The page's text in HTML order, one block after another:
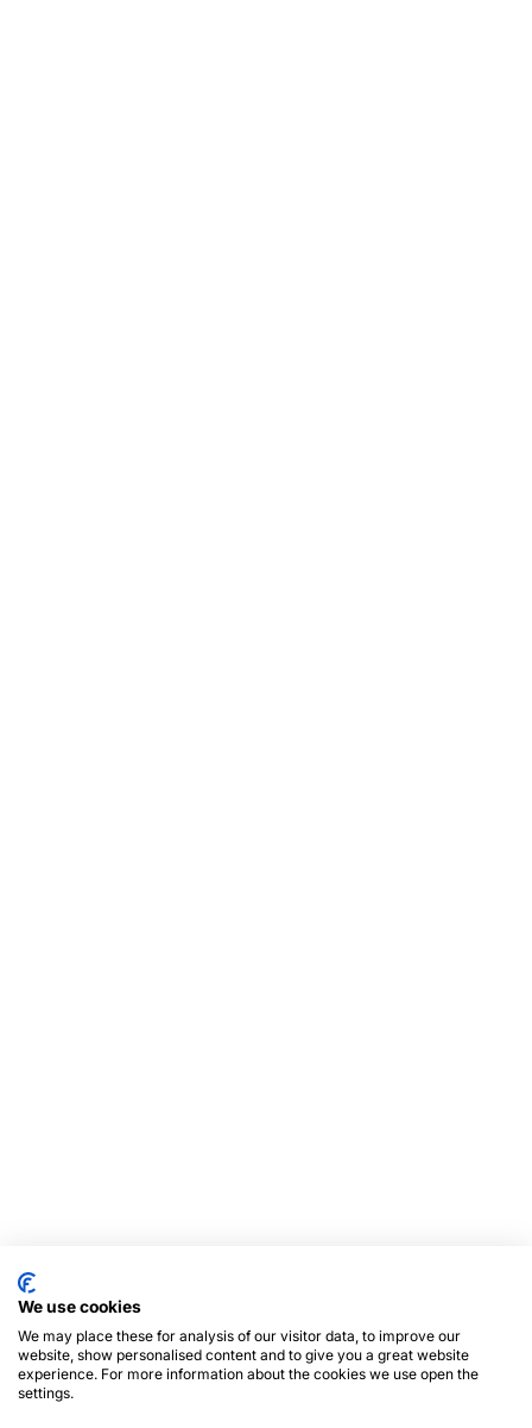
We use cookies
We may place these for analysis of our visitor data, to improve our
website, show personalised content and to give you a great website
experience. For more information about the cookies we use open the
settings.